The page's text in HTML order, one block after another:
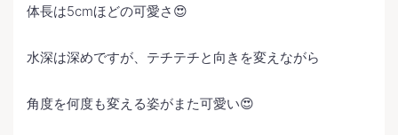
体長は5cmほどの可愛さ😍
水深は深めですが、テチテチと向きを変えながら
角度を何度も変える姿がまた可愛い😍